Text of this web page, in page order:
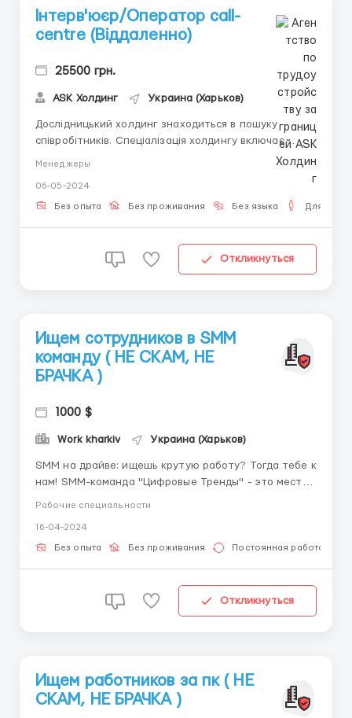
Інтерв'юєр/Оператор call-
centre (Віддаленно)
25500 грн.
ASK Холдинг Украина (Харьков)
Дослідницький холдинг знаходиться в пошуку
співробітників. Спеціалізація холдингу включає
повний спектр досліджень ринку, споживача, медіа,
консалтинг у галузі досліджень та аналізу даних.
Запрошуємо Cati операторів на віддаленну роботу
Менеджеры
06-05-2024
Без опыта Без проживания Без языка Для
Откликнуться
Ищем сотрудников в SMM
команду ( НЕ СКАМ, НЕ
БРАЧКА )
1000 $
Work kharkiv Украина (Харьков)
SMM на драйве: ищешь крутую работу? Тогда тебе к
нам! SMM-команда "Цифровые Тренды" - это место,
где ты сможешь прокачать свои навыки SMMщика,
зарабатывать достойно! Что мы предлагаем:
Зарплату: от 20 000 до 55 000 грн/месяц (2 раза в ...
Рабочие специальности
16-04-2024
Без опыта Без проживания Постоянная работа
Откликнуться
Ищем работников за пк ( НЕ
СКАМ, НЕ БРАЧКА )